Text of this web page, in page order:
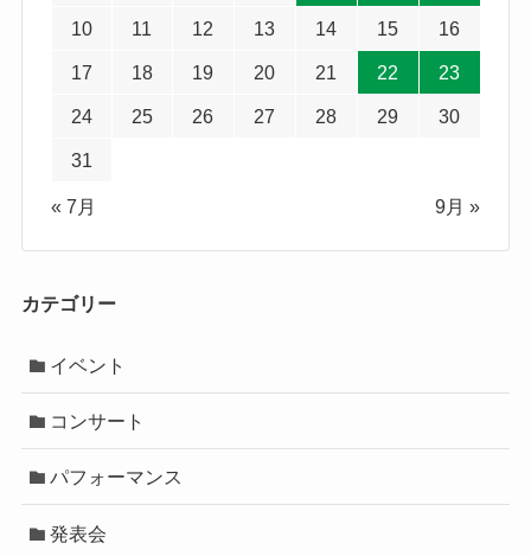
10 11 12 13 14 15 16
17 18 19 20 21 22 23
24 25 26 27 28 29 30
31
« 7月 9月 »
カテゴリー
イベント
コンサート
パフォーマンス
発表会